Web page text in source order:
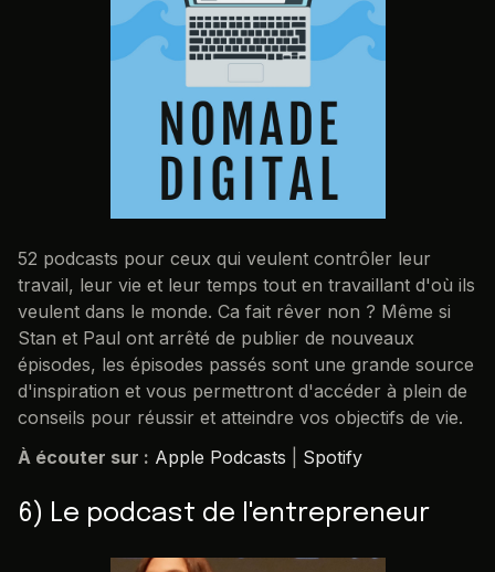
52 podcasts pour ceux qui veulent contrôler leur
travail, leur vie et leur temps tout en travaillant d'où ils
veulent dans le monde. Ca fait rêver non ? Même si
Stan et Paul ont arrêté de publier de nouveaux
épisodes, les épisodes passés sont une grande source
d'inspiration et vous permettront d'accéder à plein de
conseils pour réussir et atteindre vos objectifs de vie.
À écouter sur : Apple Podcasts Spotify
6) Le podcast de l'entrepreneur